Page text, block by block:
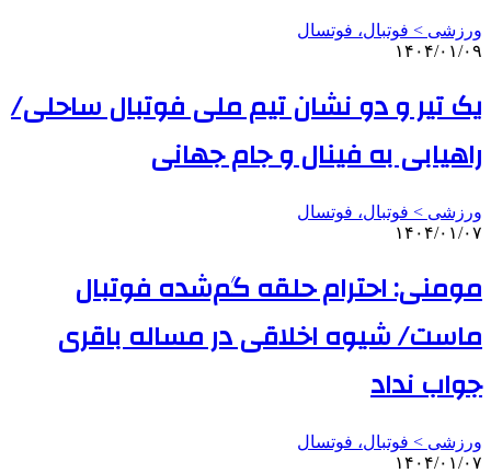
ورزشی > فوتبال، فوتسال
۱۴۰۴/۰۱/۰۹
یک تیر و دو نشان تیم ملی فوتبال ساحلی/
راهیابی به فینال و جام جهانی
ورزشی > فوتبال، فوتسال
۱۴۰۴/۰۱/۰۷
مومنی: احترام حلقه گم‌شده فوتبال
ماست/ شیوه اخلاقی در مساله باقری
جواب نداد
ورزشی > فوتبال، فوتسال
۱۴۰۴/۰۱/۰۷